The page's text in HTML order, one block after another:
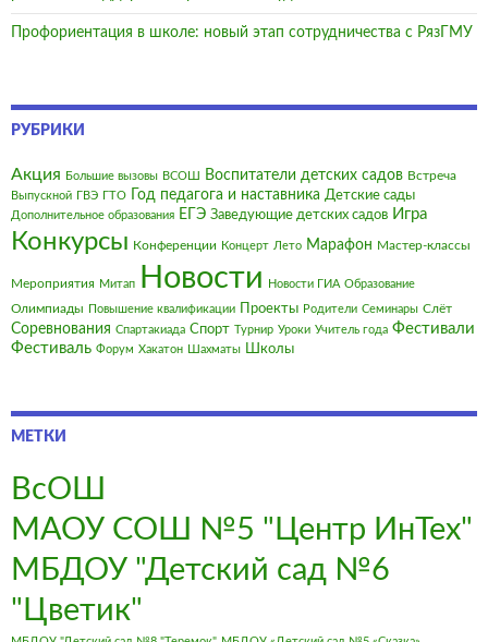
Профориентация в школе: новый этап сотрудничества с РязГМУ
РУБРИКИ
Акция Большие вызовы ВСОШ Воспитатели детских садов Встреча
Выпускной ГВЭ ГТО Год педагога и наставника Детские сады
Дополнительное образования ЕГЭ Заведующие детских садов Игра
Конкурсы Конференции Концерт Лето Марафон Мастер-классы
Мероприятия Митап Новости Новости ГИА Образование
Олимпиады Повышение квалификации Проекты Родители Семинары Слёт
Соревнования Спартакиада Спорт Турнир Уроки Учитель года Фестивали
Фестиваль Форум Хакатон Шахматы Школы
МЕТКИ
ВсОШ
МАОУ СОШ №5 "Центр ИнТех"
МБДОУ "Детский сад №6
"Цветик"